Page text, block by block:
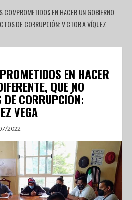
COMPROMETIDOS EN HACER UN GOBIERNO
DE CORRUPCIÓN: VICTORIA VÍQUEZ
EN HACER
QUE NO
CORRUPCIÓN:
VEGA
2022